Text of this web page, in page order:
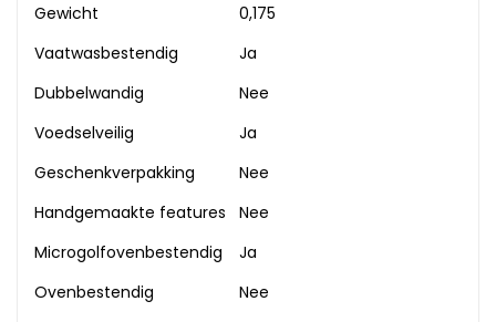
Gewicht
0,175
Vaatwasbestendig
Ja
Dubbelwandig
Nee
Voedselveilig
Ja
Geschenkverpakking
Nee
Handgemaakte features
Nee
Microgolfovenbestendig
Ja
Ovenbestendig
Nee